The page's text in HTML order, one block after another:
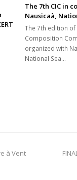
The 7th CIC in
Nausicaà,
The 7th edition
Composition
organized with
National Sea…
à Vent
next